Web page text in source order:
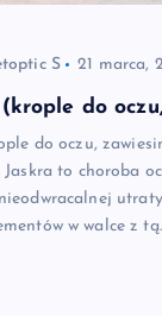
S 21 marca,
do
do oczu,
to choroba
w walce z